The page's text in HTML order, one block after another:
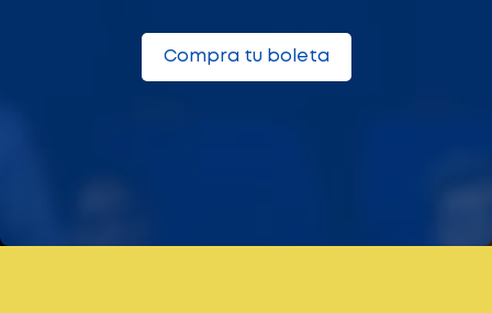
Compra tu boleta